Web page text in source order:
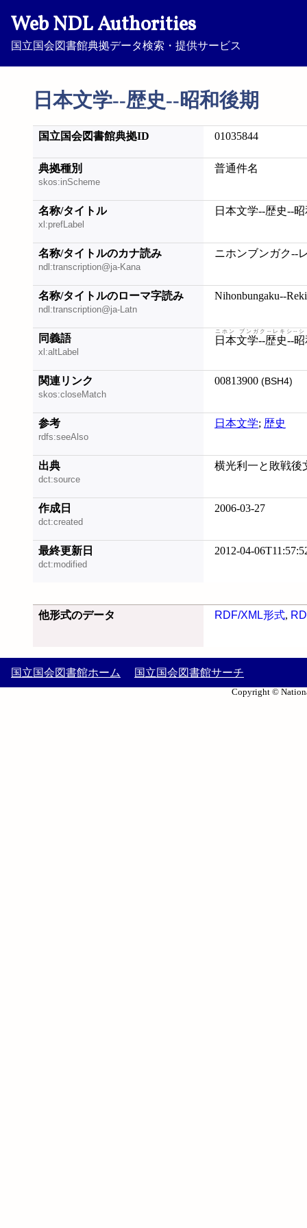
Web NDL Authorities
国立国会図書館典拠データ検索・提供サービス
日本文学--歴史--昭和後期
国立国会図書館典拠ID 01035844
典拠種別
skos:inScheme
普通件名
名称/タイトル
xl:prefLabel
日本文学--歴史--
名称/タイトルのカナ読み
ndl:transcription@ja-Kana
ニホンブンガク--
名称/タイトルのローマ字読み
ndl:transcription@ja-Latn
Nihonbungaku--
同義語
xl:altLabel
日本文学--歴史--
ニホン ブンガク--レキシ--シ
関連リンク
skos:closeMatch
00813900 (BSH4)
参考
rdfs:seeAlso
日本文学; 歴史
出典
dct:source
横光利一と敗戦後
作成日
dct:created
2006-03-27
最終更新日
dct:modified
2012-04-
他形式のデータ RDF/XML形式,
国立国会図書館ホーム 国立国会図書館サーチ
Copyright ©